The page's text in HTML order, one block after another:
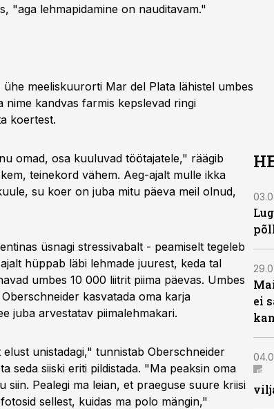
"aga lehmapidamine on nauditavam."
meeliskuurorti Mar del Plata lähistel umbes
kandvas farmis kepslevad ringi
koertest.
omad, osa kuuluvad töötajatele," räägib
teinekord vähem. Aeg-ajalt mulle ikka
su koer on juba mitu päeva meil olnud,
üsnagi stressivabalt - peamiselt tegeleb
hüppab läbi lehmade juurest, keda tal
umbes 10 000 liitrit piima päevas. Umbes
kasvatada oma karja
juba arvestatav piimalehmakari.
unistadagi," tunnistab Oberschneider
seda siiski eriti pildistada. "Ma peaksin oma
siin. Pealegi ma leian, et praeguse suure kriisi
sellest, kuidas ma polo mängin,"
ei